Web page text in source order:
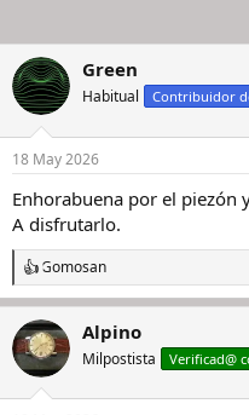
Green
Habitual Contribuidor
18 May 2026
Enhorabuena por el piezón
A disfrutarlo.
R
e
a
c
c
i
Gomosan
Alpino
Milpostista Verificad@